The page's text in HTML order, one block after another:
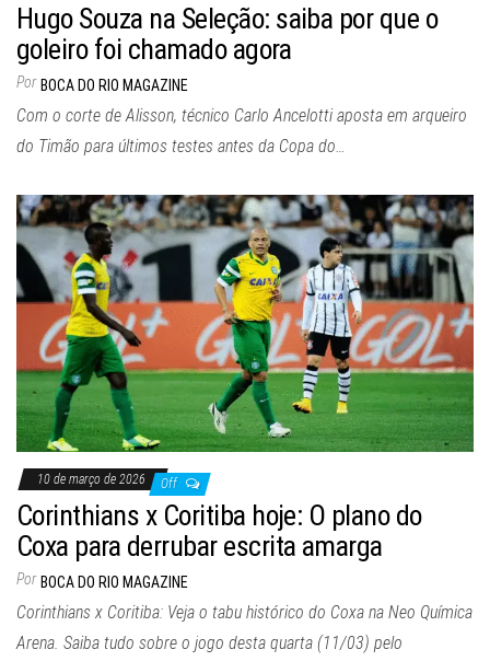
Hugo Souza na Seleção: saiba por que o
goleiro foi chamado agora
Por BOCA DO RIO MAGAZINE
Com o corte de Alisson, técnico Carlo Ancelotti aposta em arqueiro
do Timão para últimos testes antes da Copa do…
10 de março de 2026 Off
Corinthians x Coritiba hoje: O plano do
Coxa para derrubar escrita amarga
Por BOCA DO RIO MAGAZINE
Corinthians x Coritiba: Veja o tabu histórico do Coxa na Neo Química
Arena. Saiba tudo sobre o jogo desta quarta (11/03) pelo